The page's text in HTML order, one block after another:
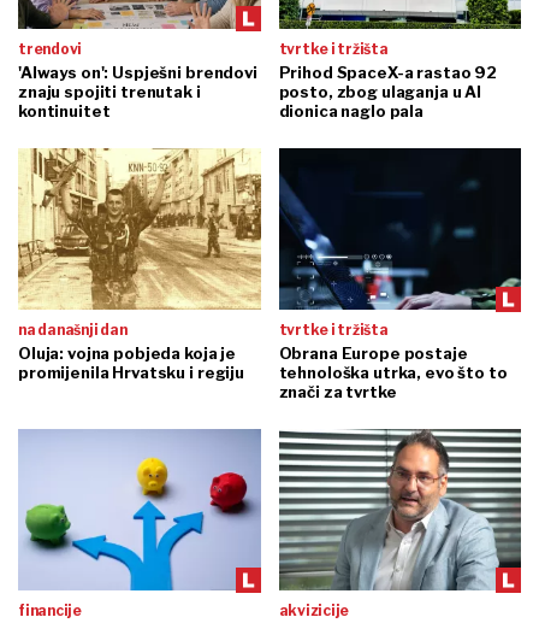
trendovi
'Always on': Uspješni brendovi
znaju spojiti trenutak i
kontinuitet
tvrtke i tržišta
Prihod SpaceX-a rastao 92
posto, zbog ulaganja u AI
dionica naglo pala
na današnji dan
Oluja: vojna pobjeda koja je
promijenila Hrvatsku i regiju
tvrtke i tržišta
Obrana Europe postaje
tehnološka utrka, evo što to
znači za tvrtke
financije akvizicije